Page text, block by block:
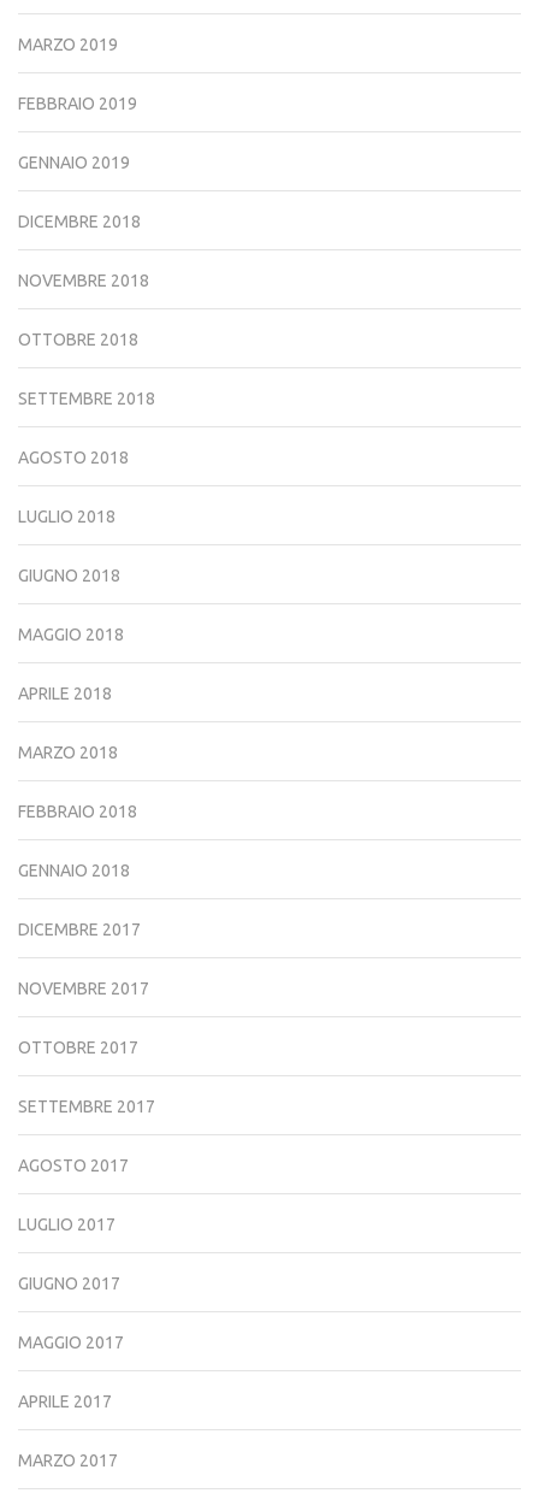
MARZO 2019
FEBBRAIO 2019
GENNAIO 2019
DICEMBRE 2018
NOVEMBRE 2018
OTTOBRE 2018
SETTEMBRE 2018
AGOSTO 2018
LUGLIO 2018
GIUGNO 2018
MAGGIO 2018
APRILE 2018
MARZO 2018
FEBBRAIO 2018
GENNAIO 2018
DICEMBRE 2017
NOVEMBRE 2017
OTTOBRE 2017
SETTEMBRE 2017
AGOSTO 2017
LUGLIO 2017
GIUGNO 2017
MAGGIO 2017
APRILE 2017
MARZO 2017